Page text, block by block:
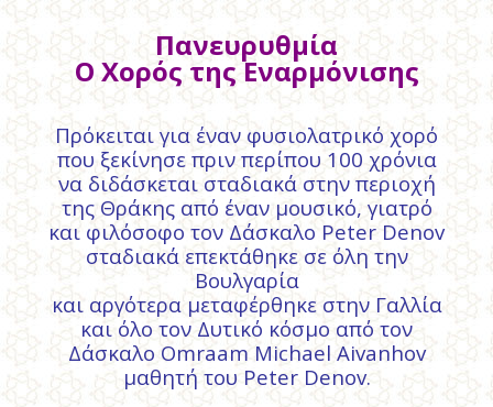
Πανευρυθμία
Ο Χορός της Εναρμόνισης
Πρόκειται για έναν φυσιολατρικό χορό
που ξεκίνησε πριν περίπου 100 χρόνια
να διδάσκεται σταδιακά στην περιοχή
της Θράκης από έναν μουσικό, γιατρό
και φιλόσοφο τον Δάσκαλο Peter Denov
σταδιακά επεκτάθηκε σε όλη την
Βουλγαρία
και αργότερα μεταφέρθηκε στην Γαλλία
και όλο τον Δυτικό κόσμο από τον
Δάσκαλο Omraam Michael Aivanhov
μαθητή του Peter Denov.